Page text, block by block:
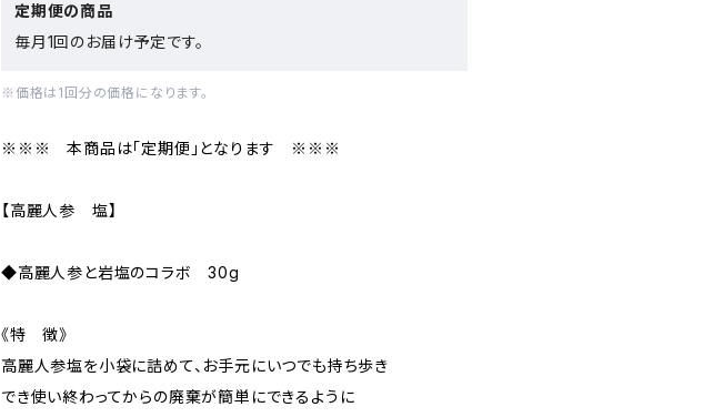
定期便の商品
毎月1回のお届け予定です。
※価格は1回分の価格になります。
※※※ 本商品は「定期便」となります ※※※
【高麗人参 塩】
◆高麗人参と岩塩のコラボ 30g
《特 徴》
高麗人参塩を小袋に詰めて、お手元にいつでも持ち歩き
でき使い終わってからの廃棄が簡単にできるように